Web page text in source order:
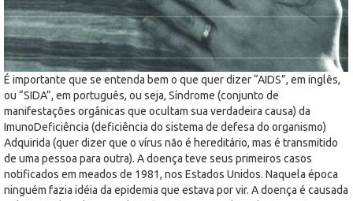
É importante que se entenda bem o que quer dizer “AIDS”, em inglês,
ou “SIDA”, em português, ou seja, Síndrome (conjunto de
manifestações orgânicas que ocultam sua verdadeira causa) da
ImunoDeficiência (deficiência do sistema de defesa do organismo)
Adquirida (quer dizer que o vírus não é hereditário, mas é transmitido
de uma pessoa para outra). A doença teve seus primeiros casos
notificados em meados de 1981, nos Estados Unidos. Naquela época
ninguém fazia idéia da epidemia que estava por vir. A doença é causada